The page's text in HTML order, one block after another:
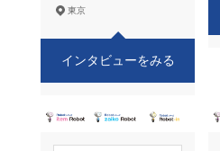
東京
インタビューをみる